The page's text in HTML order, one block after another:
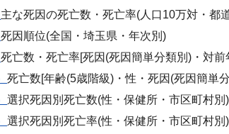
主な死因の死亡数・死亡率(人口10万対・都
死因順位(全国・埼玉県・年次別)
死亡数・死亡率[死因(死因簡単分類別)・対前
死亡数[年齢(5歳階級)・性・死因(死因簡単
選択死因別死亡数(性・保健所・市区町村別)
選択死因別死亡率(性・保健所・市区町村別)